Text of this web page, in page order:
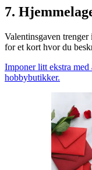
7.
Valentinsgaven
for et kort hvor du
Imponer litt ekstra
hobbybutikker.